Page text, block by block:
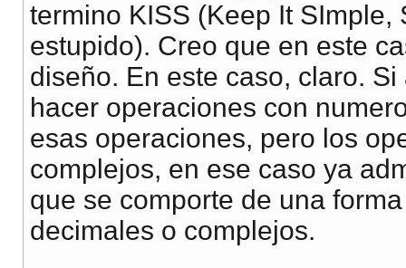
termino KISS (Keep It
estupido). Creo que en este
diseño. En este caso, claro.
hacer operaciones con
esas operaciones, pero los
complejos, en ese caso ya
que se comporte de una
decimales o complejos.